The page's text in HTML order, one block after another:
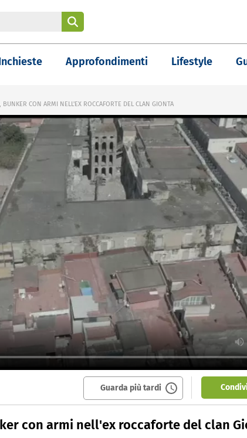
Approfondimenti Lifestyle
CON ARMI NELL'EX ROCCAFORTE DEL CLAN GIONTA
Guarda più tardi
con armi nell'ex roccaforte del clan